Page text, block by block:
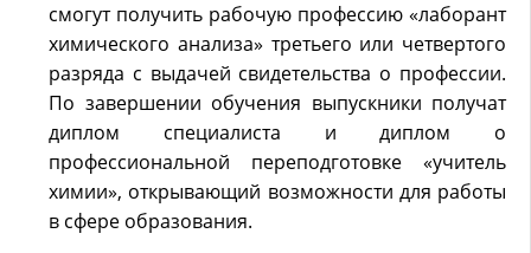
смогут получить рабочую профессию «лаборант
химического анализа» третьего или четвертого
разряда с выдачей свидетельства о профессии.
По завершении обучения выпускники получат
диплом специалиста и диплом о
профессиональной переподготовке «учитель
химии», открывающий возможности для работы
в сфере образования.